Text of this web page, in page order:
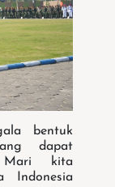
bentuk
dapat
Mari kita
Indonesia